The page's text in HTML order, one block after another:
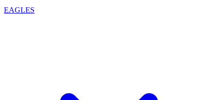
EAGLES